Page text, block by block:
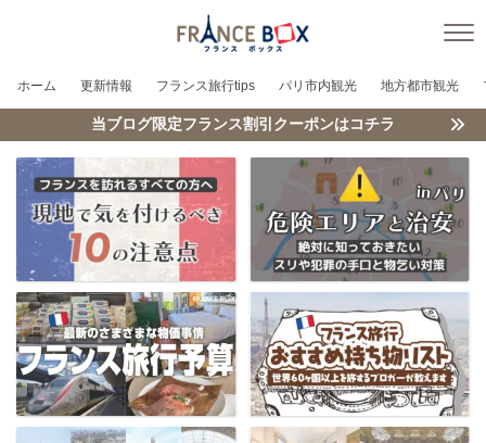
ホーム 更新情報 フランス旅行tips パリ市内観光 地方都市観光
当ブログ限定フランス割引クーポンはコチラ